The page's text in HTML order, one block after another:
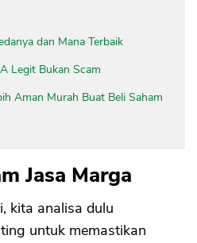
dan Mana Terbaik
Legit Bukan Scam
Aman Murah Buat Beli Saham
Jasa Marga
kita analisa dulu
untuk memastikan